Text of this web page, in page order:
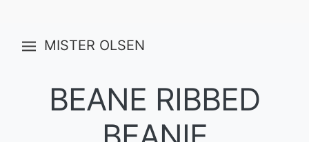
MISTER OLSEN
BEANE RIBBED